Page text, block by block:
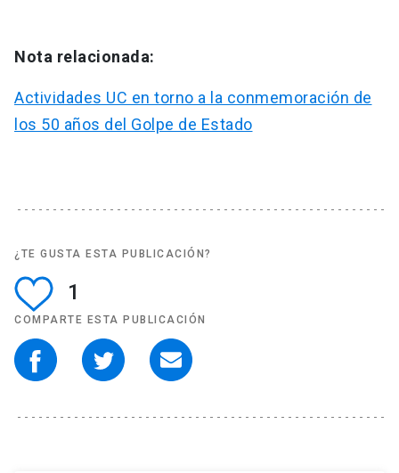
Nota relacionada:
Actividades UC en torno a la conmemoración de
los 50 años del Golpe de Estado
¿TE GUSTA ESTA PUBLICACIÓN?
1
COMPARTE ESTA PUBLICACIÓN